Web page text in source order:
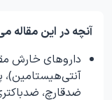
آنچه در این مقاله
داروهای خارش
آنتی‌هیستامین)،
ضدقارچ،